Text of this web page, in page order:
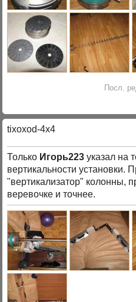
Посл.
tixoxod-4x4
Только Игорь223 указал на
вертикальности установки.
"вертикализатор" колонны,
веревочке и точнее.